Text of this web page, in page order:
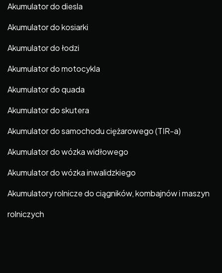
Akumulator do diesla
Akumulator do kosiarki
Akumulator do łodzi
Akumulator do motocykla
Akumulator do quada
Akumulator do skutera
Akumulator do samochodu ciężarowego (TIR-a)
Akumulator do wózka widłowego
Akumulator do wózka inwalidzkiego
Akumulatory rolnicze do ciągników, kombajnów i maszyn
rolniczych